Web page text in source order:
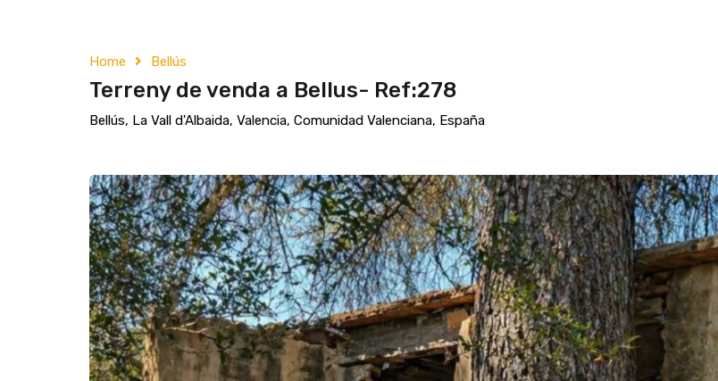
Home Bellús
Terreny de venda a Bellus- Ref:278
Bellús, La Vall d'Albaida, Valencia, Comunidad Valenciana, España